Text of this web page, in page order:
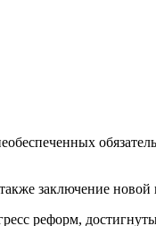
заключение
реформ,